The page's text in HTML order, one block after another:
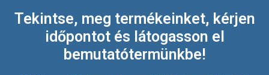
Tekintse, meg termékeinket, kérjen
időpontot és látogasson el
bemutatótermünkbe!